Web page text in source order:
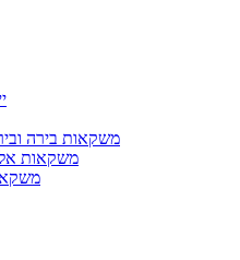
משקאות בירה
משקאות